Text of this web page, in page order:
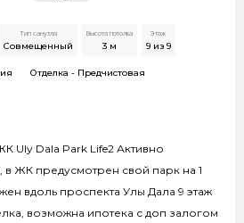
Тип санузла
Совмещенный
Высота потолка
3м
Этаж
9 из 9
Отделка - Предчистовая
Uly Dala Park Life2 Активно
ЖК предусмотрен свой парк на 1
вдоль проспекта Улы Дала 9 этаж
возможна ипотека с доп залогом